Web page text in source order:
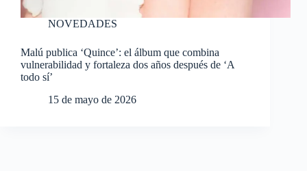
NOVEDADES
Malú publica ‘Quince’: el álbum que combina
vulnerabilidad y fortaleza dos años después de ‘A
todo sí’
15 de mayo de 2026